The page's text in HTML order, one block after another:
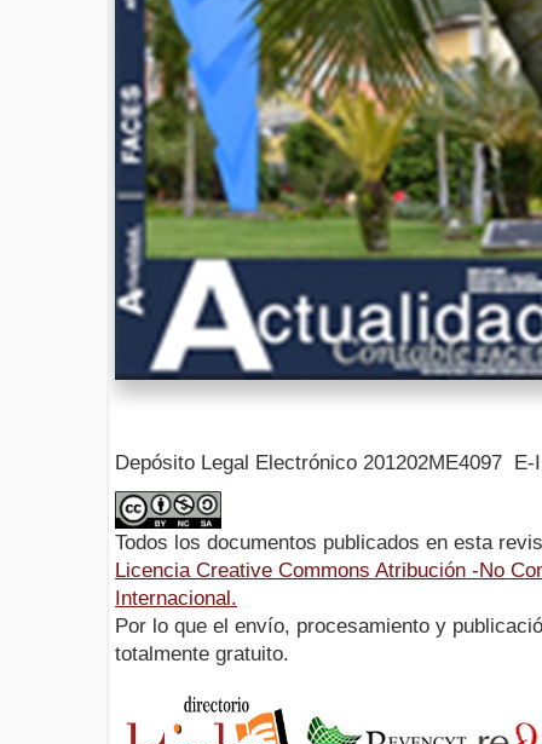
Depósito Legal Electrónico 201202ME4097 E-
Todos los documentos publicados en esta
Licencia Creative Commons Atribución -No
Internacional.
Por lo que el envío, procesamiento y
totalmente gratuito.